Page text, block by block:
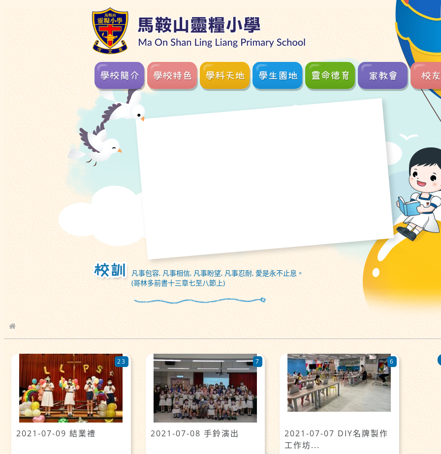
凡事包容, 凡事相信, 凡事盼望, 凡事忍耐, 愛是永不止息。
(哥林多前書十三章七至八節上)
校園相簿
2021-07-09 結業禮
23
2021-07-08 手鈴演出
7
2021-07-07 DIY名牌製作
工作坊...
6